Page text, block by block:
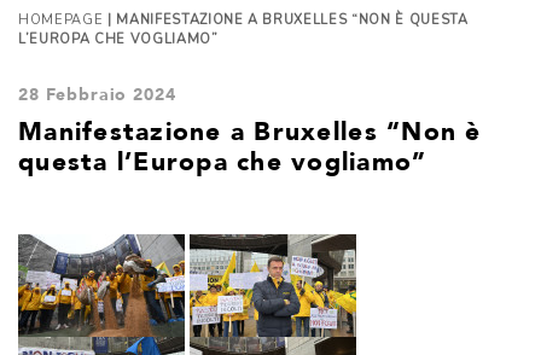
HOMEPAGE
| MANIFESTAZIONE A BRUXELLES “NON È QUESTA
L’EUROPA CHE VOGLIAMO”
28 Febbraio 2024
Manifestazione a Bruxelles “Non è
questa l’Europa che vogliamo”